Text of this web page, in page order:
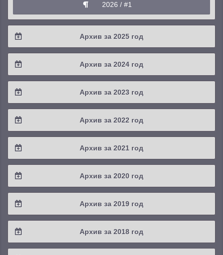
2026 / #1
Архив за 2025 год
2025 / #4
2025 / #3
2025 / #1
Архив за 2024 год
2024 / #4
2024 / #3
2024 / #1
Архив за 2023 год
2023 / #4
2023 / #3
2023 / #1
Архив за 2022 год
2022 / #4
2022 / #3
2022 / #1
Архив за 2021 год
2021 / #4
2021 / #3
2021 / #1
Архив за 2020 год
2020 / #4
2020 / #3
Архив за 2019 год
2019 / #4
2019 / #3
Архив за 2018 год
2018 / #4